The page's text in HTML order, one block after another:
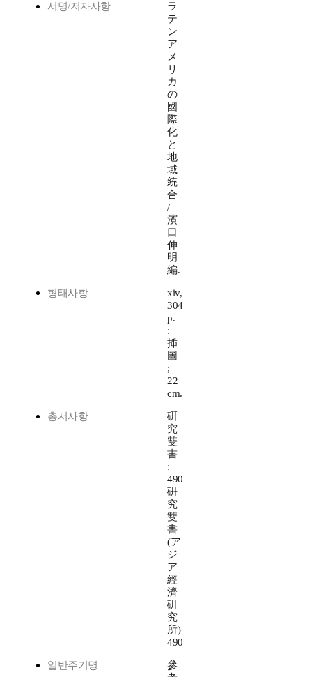
서명/저자사항
ラ
テ
ン
ア
メ
リ
カ
の
國
際
化
と
地
域
統
合
/
濱
口
伸
明
編.
형태사항
xiv,
304
p.
:
揷
圖
;
22
cm.
총서사항
硏
究
雙
書
;
490
硏
究
雙
書
(ア
ジ
ア
經
濟
硏
究
所)
490
일반주기명
參